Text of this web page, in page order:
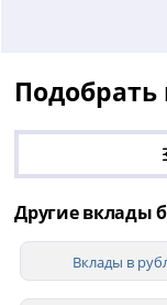
Другие вклады
Вклады в